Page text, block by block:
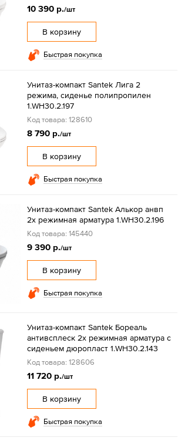
10 390 р./шт
В корзину
Быстрая покупка
Унитаз-компакт Santek Лига 2
режима, сиденье полипропилен
1.WH30.2.197
Код товара: 128610
8 790 р./шт
В корзину
Быстрая покупка
Унитаз-компакт Santek Алькор анвп
2х режимная арматура 1.WH30.2.196
Код товара: 145440
9 390 р./шт
В корзину
Быстрая покупка
Унитаз-компакт Santek Бореаль
антивсплеск 2х режимная арматура с
сиденьем дюропласт 1.WH30.2.143
Код товара: 128606
11 720 р./шт
В корзину
Быстрая покупка